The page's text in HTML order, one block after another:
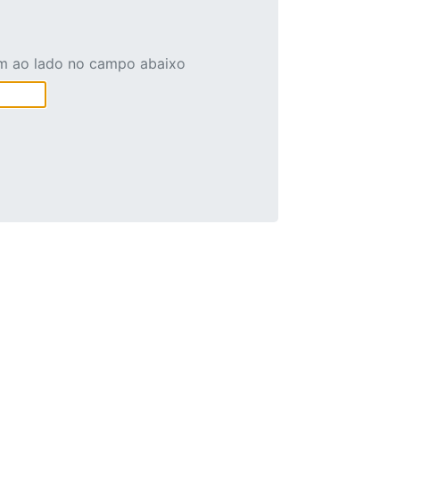
ao lado no campo abaixo